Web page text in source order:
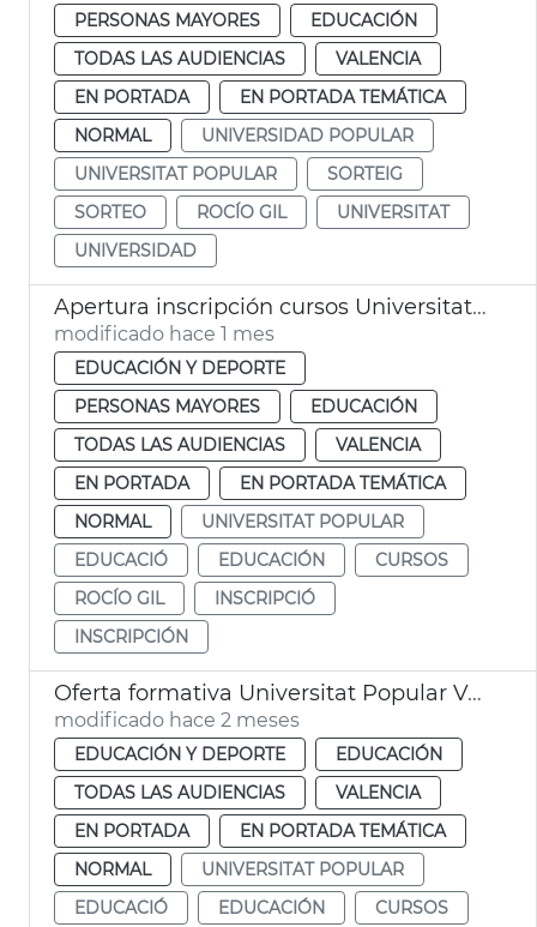
PERSONAS MAYORES
EDUCACIÓN
TODAS LAS AUDIENCIAS
VALENCIA
EN PORTADA
EN PORTADA TEMÁTICA
NORMAL
UNIVERSIDAD POPULAR
UNIVERSITAT POPULAR
SORTEIG
SORTEO
ROCÍO GIL
UNIVERSITAT
UNIVERSIDAD
Apertura inscripción cursos Universitat Popular València
modificado hace 1 mes
EDUCACIÓN Y DEPORTE
PERSONAS MAYORES
EDUCACIÓN
TODAS LAS AUDIENCIAS
VALENCIA
EN PORTADA
EN PORTADA TEMÁTICA
NORMAL
UNIVERSITAT POPULAR
EDUCACIÓ
EDUCACIÓN
CURSOS
ROCÍO GIL
INSCRIPCIÓ
INSCRIPCIÓN
Oferta formativa Universitat Popular València
modificado hace 2 meses
EDUCACIÓN Y DEPORTE
EDUCACIÓN
TODAS LAS AUDIENCIAS
VALENCIA
EN PORTADA
EN PORTADA TEMÁTICA
NORMAL
UNIVERSITAT POPULAR
EDUCACIÓ
EDUCACIÓN CURSOS